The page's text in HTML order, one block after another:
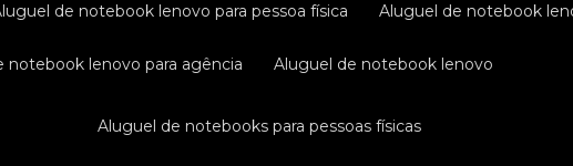
aluguel de notebook lenovo para pessoa física aluguel de notebook
notebook lenovo para agência aluguel de notebook lenovo
aluguel de notebooks para pessoas físicas